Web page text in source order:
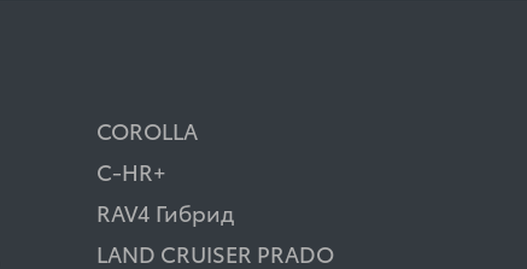
COROLLA
C-HR+
RAV4 Гибрид
LAND CRUISER PRADO